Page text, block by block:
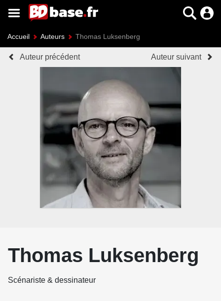
Accueil Auteurs Thomas Luksenberg
Auteur précédent Auteur suivant
Thomas Luksenberg
Scénariste & dessinateur